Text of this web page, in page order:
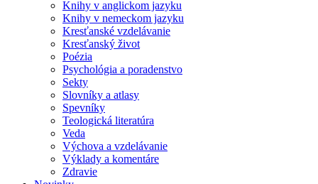
Knihy v anglickom jazyku
Knihy v nemeckom jazyku
Kresťanské vzdelávanie
Kresťanský život
Poézia
Psychológia a poradenstvo
Sekty
Slovníky a atlasy
Spevníky
Teologická literatúra
Veda
Výchova a vzdelávanie
Výklady a komentáre
Zdravie